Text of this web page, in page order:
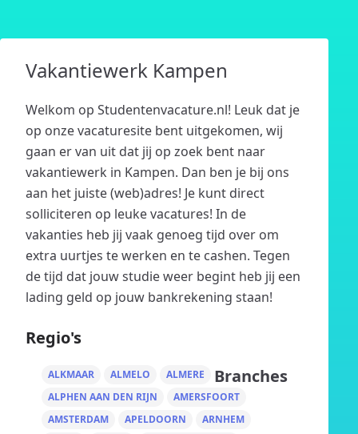
Vakantiewerk Kampen
Welkom op Studentenvacature.nl! Leuk dat je
op onze vacaturesite bent uitgekomen, wij
gaan er van uit dat jij op zoek bent naar
vakantiewerk in Kampen. Dan ben je bij ons
aan het juiste (web)adres! Je kunt direct
solliciteren op leuke vacatures! In de
vakanties heb jij vaak genoeg tijd over om
extra uurtjes te werken en te cashen. Tegen
de tijd dat jouw studie weer begint heb jij een
lading geld op jouw bankrekening staan!
Regio's
ALKMAAR ALMELO
ALMERE
ALPHEN AAN DEN RIJN
AMERSFOORT
AMSTERDAM
APELDOORN
ARNHEM
Branches